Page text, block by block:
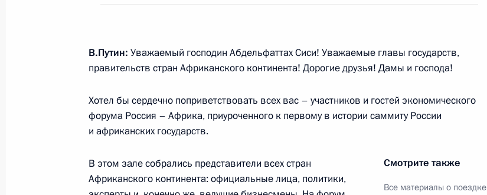
Встреча с руководителями африканских информагентств
23 октября 2019 года, 20:00
Судана Абдельфаттахом Бурханом
23 октября 2019 года, 18:50 Сочи
В.Путин: Уважаемый господин Абдельфаттах Сиси! Уважаемые главы государств,
правительств стран Африканского континента! Дорогие друзья! Дамы и господа!
Хотел бы сердечно поприветствовать всех вас – участников и гостей экономического
форума Россия – Африка, приуроченного к первому в истории саммиту России
и африканских государств.
Смотрите также
Все материалы о поездке
В этом зале собрались представители всех стран
Африканского континента: официальные лица, политики,